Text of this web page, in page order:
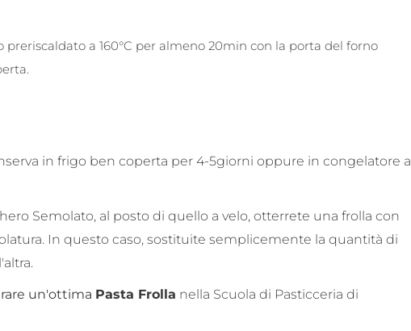
preriscaldato a 160°C per almeno 20min con la porta del forno
in frigo ben coperta per 4-5giorni oppure in congelatore a
Semolato, al posto di quello a velo, otterrete una frolla con
In questo caso, sostituite semplicemente la quantità di
un'ottima Pasta Frolla nella Scuola di Pasticceria di